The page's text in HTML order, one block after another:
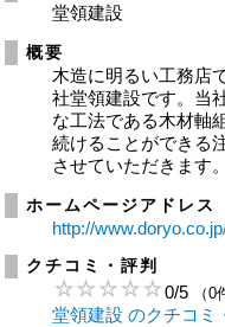
堂領建設
概要
木造に明るい工務店
社堂領建設です。当
な工法である木材軸
続けることができる
させていただきます。
ホームページアドレス
http://
クチコミ・評判
0/5 （
堂領建設 のクチコミ